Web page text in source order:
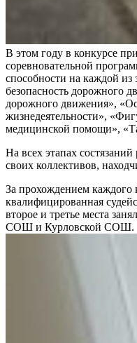
В этом году в конкурсе
соревновательной
способности на каждой из
безопасность дорожного
дорожного движения»,
жизнедеятельности»,
медицинской помощи»,
На всех этапах
своих коллективов,
За прохождением каждого
квалифицированная
второе и третье места
СОШ и Курловской СОШ.